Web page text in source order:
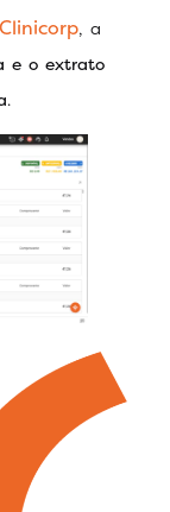
, a
e o extrato
.